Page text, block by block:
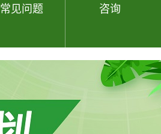
常见问题 咨询